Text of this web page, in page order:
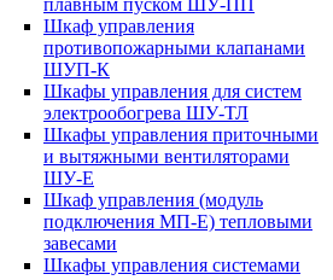
плавным пуском ШУ-ПП
Шкаф управления
противопожарными клапанами
ШУП-К
Шкафы управления для систем
электрообогрева ШУ-ТЛ
Шкафы управления приточными
и вытяжными вентиляторами
ШУ-Е
Шкаф управления (модуль
подключения МП-Е) тепловыми
завесами
Шкафы управления системами